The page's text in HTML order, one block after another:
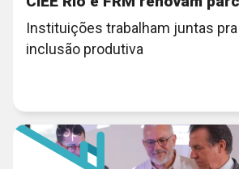
Instituições trabalham juntas
inclusão produtiva